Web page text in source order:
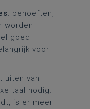
: behoeften,
worden
goed
voor
uiten van
taal nodig.
is er meer